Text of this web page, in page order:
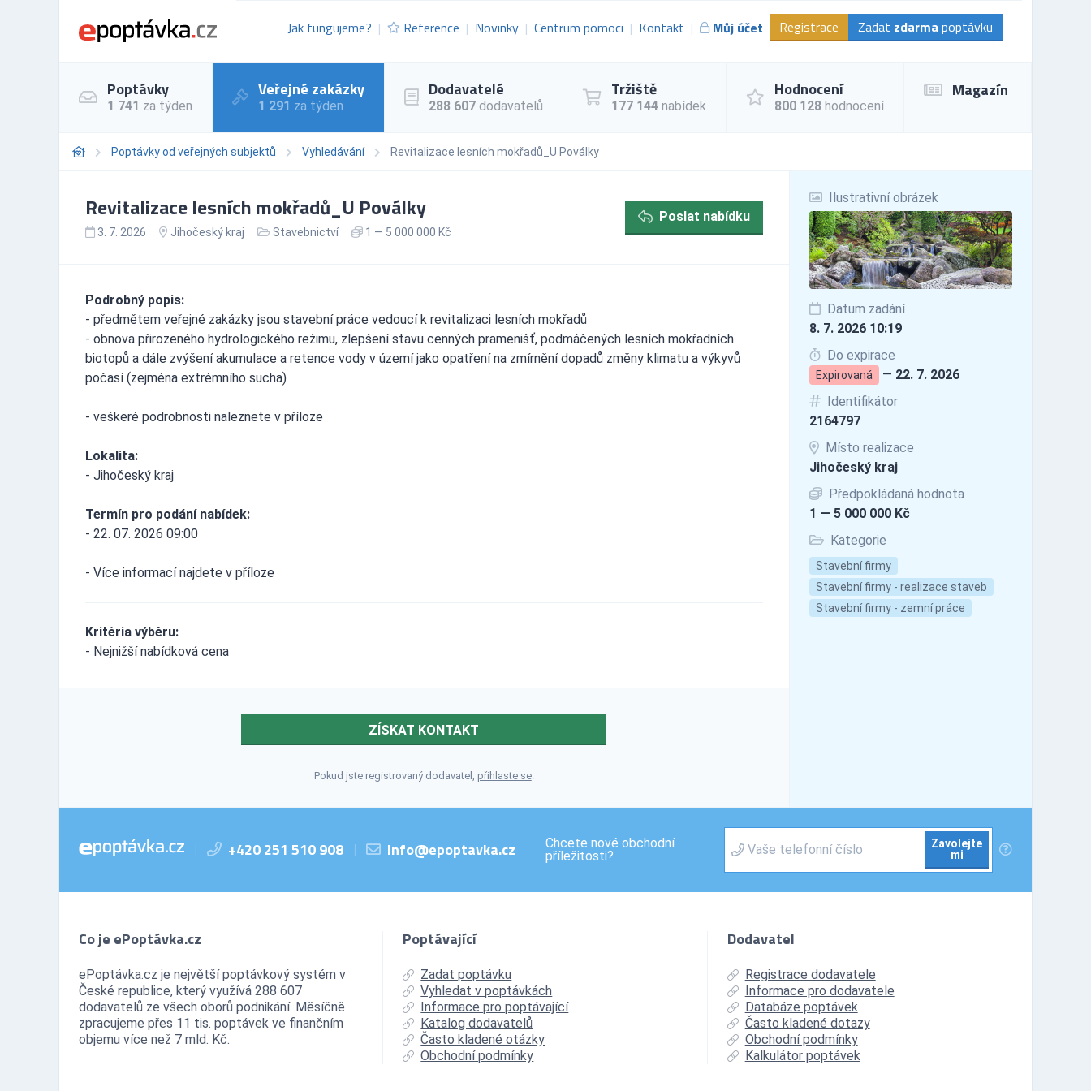
Jak fungujeme? Reference Novinky Centrum pomoci Kontakt Můj účet Registrace Zadat zdarma poptávku
Poptávky
1 741 za týden
Veřejné zakázky
1 291 za týden
Dodavatelé
288 607 dodavatelů
Tržiště
177 144 nabídek
Hodnocení
800 128 hodnocení
Magazín
Poptávky od veřejných subjektů Vyhledávání Revitalizace lesních mokřadů_U Poválky
Ilustrativní obrázek
Datum zadání
8. 7. 2026 10:19
Do expirace
Expirovaná — 22. 7. 2026
Identifikátor
2164797
Místo realizace
Jihočeský kraj
Předpokládaná hodnota
1 — 5 000 000 Kč
Kategorie
Stavební firmy
Stavební firmy - realizace staveb
Stavební firmy - zemní práce
Revitalizace lesních mokřadů_U Poválky
3. 7. 2026 Jihočeský kraj Stavebnictví 1 — 5 000 000 Kč
Poslat nabídku
Podrobný popis:
- předmětem veřejné zakázky jsou stavební práce vedoucí k revitalizaci lesních mokřadů
- obnova přirozeného hydrologického režimu, zlepšení stavu cenných pramenišť, podmáčených lesních mokřadních
biotopů a dále zvýšení akumulace a retence vody v území jako opatření na zmírnění dopadů změny klimatu a výkyvů
počasí (zejména extrémního sucha)
- veškeré podrobnosti naleznete v příloze
Lokalita:
- Jihočeský kraj
Termín pro podání nabídek:
- 22. 07. 2026 09:00
- Více informací najdete v příloze
Kritéria výběru:
- Nejnižší nabídková cena
ZÍSKAT KONTAKT
Pokud jste registrovaný dodavatel, přihlaste se.
| +420 251 510 908 | info@epoptavka.cz
Chcete nové obchodní
příležitosti?
Zavolejte
mi
Co je ePoptávka.cz
ePoptávka.cz je největší poptávkový systém v
České republice, který využívá 288 607
dodavatelů ze všech oborů podnikání. Měsíčně
zpracujeme přes 11 tis. poptávek ve finančním
objemu více než 7 mld. Kč.
Poptávající
Zadat poptávku
Vyhledat v poptávkách
Informace pro poptávající
Katalog dodavatelů
Často kladené otázky
Obchodní podmínky
Dodavatel
Registrace dodavatele
Informace pro dodavatele
Databáze poptávek
Často kladené dotazy
Obchodní podmínky
Kalkulátor poptávek